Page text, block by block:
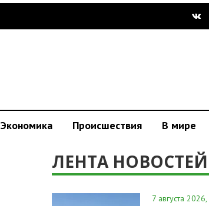
Экономика Происшествия В мире
ЛЕНТА НОВОСТЕЙ
7 августа